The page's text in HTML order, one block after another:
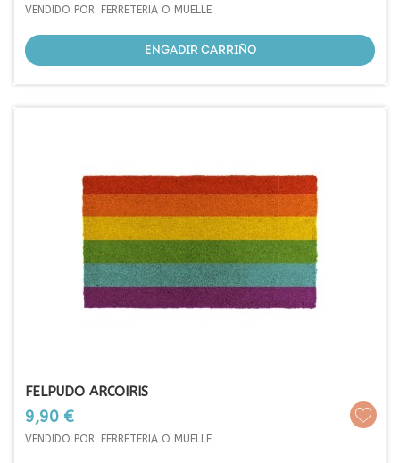
VENDIDO POR: FERRETERIA O MUELLE
ENGADIR CARRIÑO
FELPUDO ARCOIRIS
Prezo
9,90 €
VENDIDO POR: FERRETERIA O MUELLE